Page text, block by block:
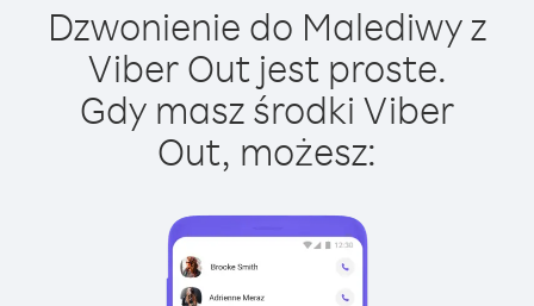
Dzwonienie do Malediwy z
Viber Out jest proste.
Gdy masz środki Viber
Out, możesz: